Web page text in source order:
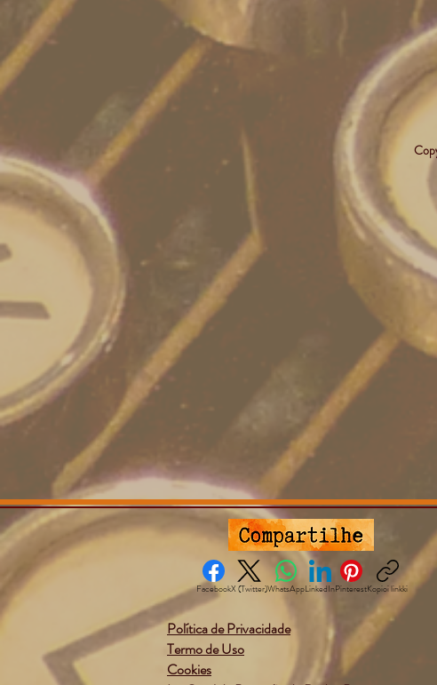
FacebookX (Twitter)WhatsAppLinkedInPinterestKopioi linkki
Política de Privacidade
Termo de Uso
Cookies